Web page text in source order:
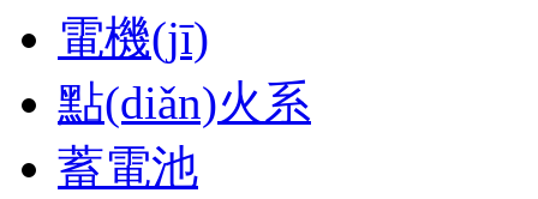
電機(jī)
點(diǎn)火系
蓄電池